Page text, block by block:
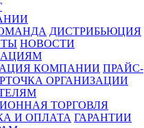
ДИСТРИБЬЮЦИЯ
НОВОСТИ
КОМПАНИИ ПРАЙС-
ОРГАНИЗАЦИИ
ТОРГОВЛЯ
И ОПЛАТА ГАРАНТИИ